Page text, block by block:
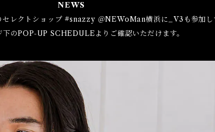
NEWS
レクトショップ #snazzy ＠NEWoMan横浜に_V3も参加し
下のPOP-UP SCHEDULEよりご確認いただけます。